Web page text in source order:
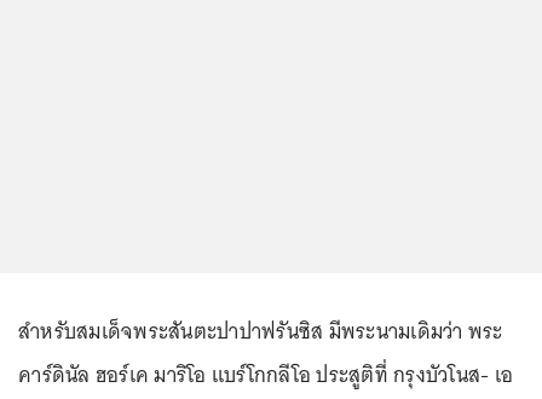
สำหรับสมเด็จพระสันตะปาปาฟรันซิส มีพระนามเดิมว่า พระ
คาร์ดินัล ฮอร์เค มาริโอ แบร์โกกลีโอ ประสูติที่ กรุงบัวโนส- เอ